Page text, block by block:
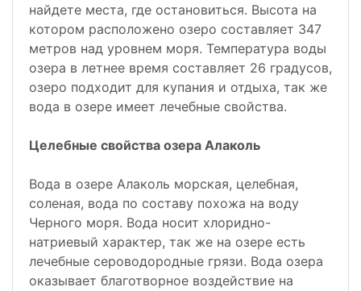
найдете места, где остановиться. Высота на
котором расположено озеро составляет 347
метров над уровнем моря. Температура воды
озера в летнее время составляет 26 градусов,
озеро подходит для купания и отдыха, так же
вода в озере имеет лечебные свойства.
Целебные свойства озера Алаколь
Вода в озере Алаколь морская, целебная,
соленая, вода по составу похожа на воду
Черного моря. Вода носит хлоридно-
натриевый характер, так же на озере есть
лечебные сероводородные грязи. Вода озера
оказывает благотворное воздействие на